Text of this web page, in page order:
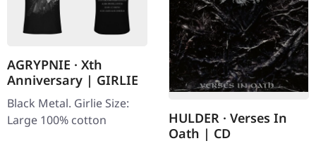
AGRYPNIE · Xth
Anniversary | GIRLIE
Black Metal. Girlie Size:
Large 100% cotton
HULDER · Verses In
Oath | CD